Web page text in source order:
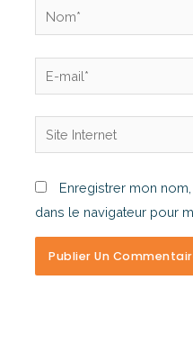
Enregistrer mon
dans le navigateur pour